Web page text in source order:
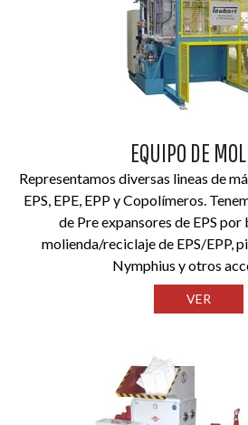
EQUIPO DE
Representamos diversas lineas de
EPS, EPE, EPP y Copolímeros.
de Pre expansores de EPS
molienda/reciclaje de EPS/EPP,
Nymphius y otros
VER